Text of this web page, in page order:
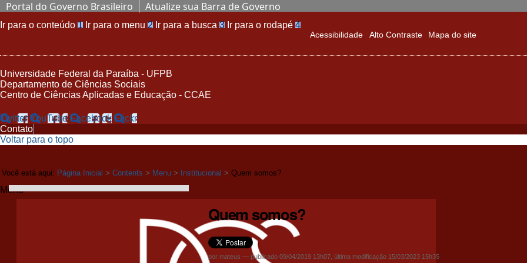
Portal do Governo Brasileiro Atualize sua Barra de Governo
Ir para o conteúdo 1 Ir para o menu 2 Ir para a busca 3 Ir para o rodapé 4
Acessibilidade Alto Contraste Mapa do site
Universidade Federal da Paraíba - UFPB
Departamento de Ciências Sociais
Centro de Ciências Aplicadas e Educação - CCAE
Twitter YouTube Facebook Flickr
Contato
Você está aqui: Página Inicial >Contents > Menu > Institucional >Quem somos?
Menu
Quem somos?
por mateus — publicado 09/04/2019 13h07, última modificação 15/03/2023 15h35
Voltar para o topo